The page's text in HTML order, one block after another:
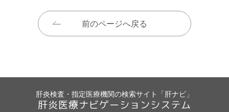
前のページへ戻る
肝炎検査・指定医療機関の検索サイト「肝ナビ」
肝炎医療ナビゲーションシステム